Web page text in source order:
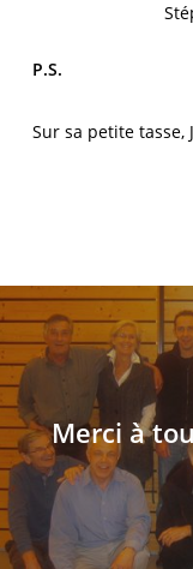
P.S.
Sur sa petite tasse,
Merci à